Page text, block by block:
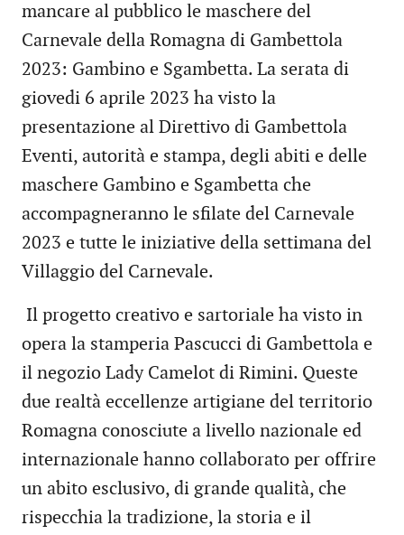
mancare al pubblico le maschere del
Carnevale della Romagna di Gambettola
2023: Gambino e Sgambetta. La serata di
giovedi 6 aprile 2023 ha visto la
presentazione al Direttivo di Gambettola
Eventi, autorità e stampa, degli abiti e delle
maschere Gambino e Sgambetta che
accompagneranno le sfilate del Carnevale
2023 e tutte le iniziative della settimana del
Villaggio del Carnevale.
Il progetto creativo e sartoriale ha visto in
opera la stamperia Pascucci di Gambettola e
il negozio Lady Camelot di Rimini. Queste
due realtà eccellenze artigiane del territorio
Romagna conosciute a livello nazionale ed
internazionale hanno collaborato per offrire
un abito esclusivo, di grande qualità, che
rispecchia la tradizione, la storia e il